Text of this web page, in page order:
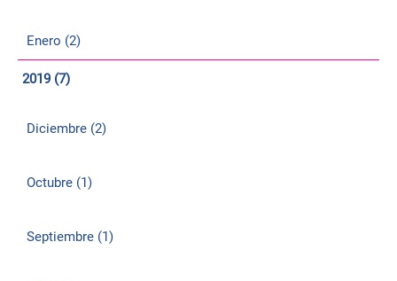
Enero (2)
2019 (7)
Diciembre (2)
Octubre (1)
Septiembre (1)